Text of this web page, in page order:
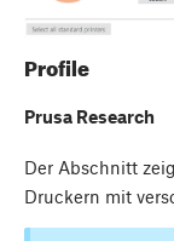
Profile
Prusa Research
Der Abschnitt
Druckern mit